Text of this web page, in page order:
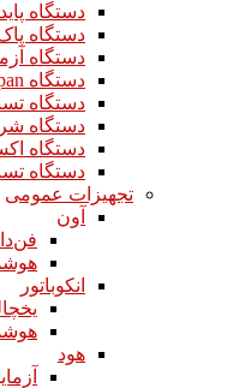
دستگاه
دستگاه
دستگاه
دستگاه zero Span
دستگاه
دستگاه
دستگاه
دستگاه
تجهیزات عمومی
آون
انکوباتور
هود